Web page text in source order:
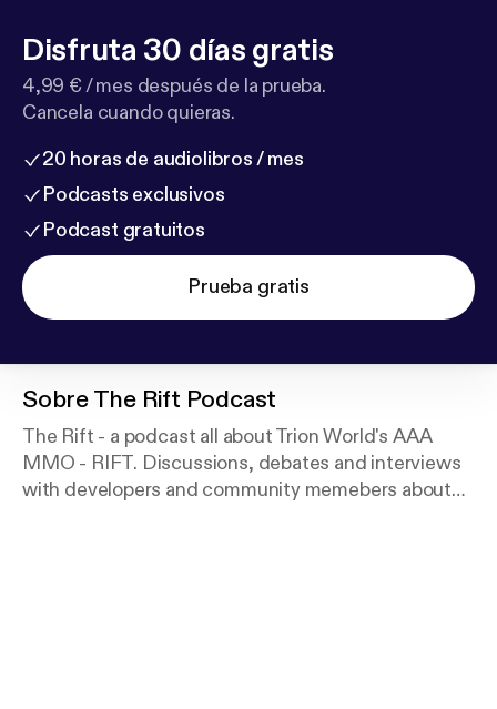
Disfruta 30 días gratis
4,99 € / mes después de la prueba.
Cancela cuando quieras.
20 horas de audiolibros / mes
Podcasts exclusivos
Podcast gratuitos
Prueba gratis
SobreThe Rift Podcast
The Rift - a podcast all about Trion World's AAA
MMO - RIFT. Discussions, debates and interviews
with developers and community memebers about